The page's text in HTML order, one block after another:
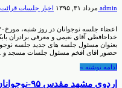
admin مرداد ۳۱, ۱۳۹۵ اخبار جلسات
خداحافظی آقای نعیمی و معرفی برادران
بعنوان مسئول جلسه های جدید جلسه
حضور اقای افخم مسئول جلسات مسجد و
ادامه نوشته »
اردوی مشهد مقدس ۹۵-نوجوانان